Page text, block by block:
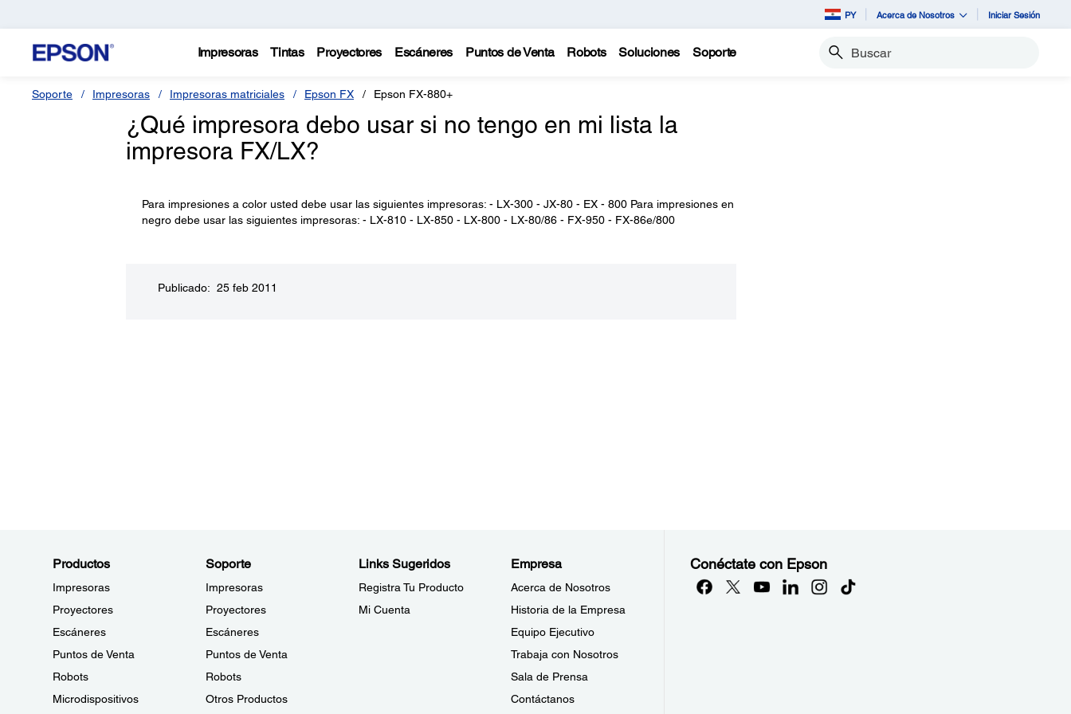
PY Acerca de Nosotros Iniciar Sesión
Impresoras Tintas Proyectores Escáneres Puntos de Venta Robots Soluciones Soporte Buscar
Soporte Impresoras Impresoras matriciales Epson FX Epson FX-880+
¿Qué impresora debo usar si no tengo en mi lista la
impresora FX/LX?
Para impresiones a color usted debe usar las siguientes impresoras: - LX-300 - JX-80 - EX - 800 Para impresiones en
negro debe usar las siguientes impresoras: - LX-810 - LX-850 - LX-800 - LX-80/86 - FX-950 - FX-86e/800
Publicado: 25 feb 2011
Productos
Impresoras
Proyectores
Escáneres
Puntos de Venta
Robots
Microdispositivos
Soporte
Impresoras
Proyectores
Escáneres
Puntos de Venta
Robots
Otros Productos
Links Sugeridos
Registra Tu Producto
Mi Cuenta
Empresa
Acerca de Nosotros
Historia de la Empresa
Equipo Ejecutivo
Trabaja con Nosotros
Sala de Prensa
Contáctanos
Conéctate con Epson